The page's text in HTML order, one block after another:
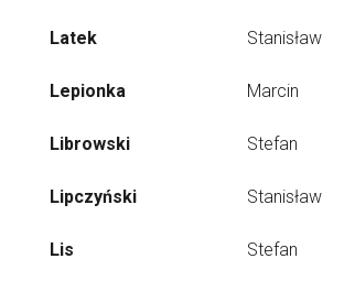
Latek Stanisław
Lepionka Marcin
Librowski Stefan
Lipczyński Stanisław
Lis Stefan